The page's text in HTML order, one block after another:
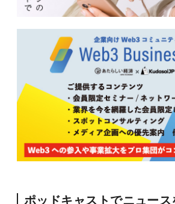
ポッドキャストでニュース